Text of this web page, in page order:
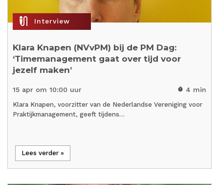
mic_external_on Interview
Klara Knapen (NVvPM) bij de PM Dag:
‘Timemanagement gaat over tijd voor
jezelf maken’
15 apr om 10:00 uur timer 4 min
Klara Knapen, voorzitter van de Nederlandse Vereniging voor
Praktijkmanagement, geeft tijdens…
Lees verder »